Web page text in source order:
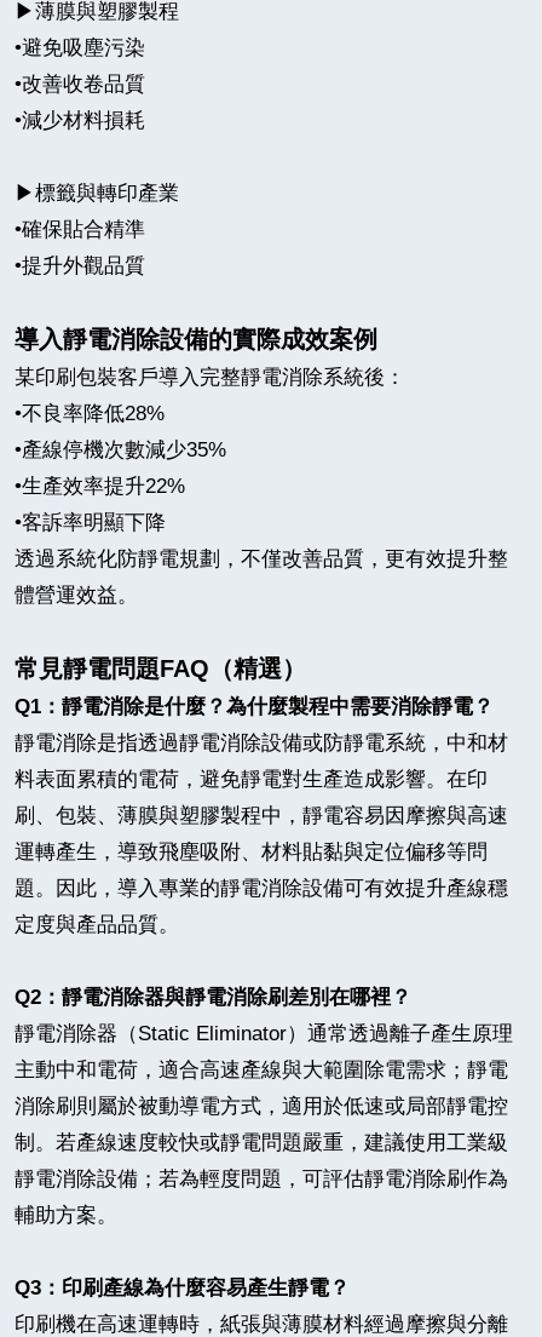
▶薄膜與塑膠製程
•避免吸塵污染
•改善收卷品質
•減少材料損耗
▶標籤與轉印產業
•確保貼合精準
•提升外觀品質
導入靜電消除設備的實際成效案例
某印刷包裝客戶導入完整靜電消除系統後：
•不良率降低28%
•產線停機次數減少35%
•生產效率提升22%
•客訴率明顯下降
透過系統化防靜電規劃，不僅改善品質，更有效提升整
體營運效益。
常見靜電問題FAQ （精選）
Q1：靜電消除是什麼？為什麼製程中需要消除靜電？
靜電消除是指透過靜電消除設備或防靜電系統，中和材
料表面累積的電荷，避免靜電對生產造成影響。在印
刷、包裝、薄膜與塑膠製程中，靜電容易因摩擦與高速
運轉產生，導致飛塵吸附、材料貼黏與定位偏移等問
題。因此，導入專業的靜電消除設備可有效提升產線穩
定度與產品品質。
Q2 ： 靜電消除器與靜電消除刷差別在哪裡？
靜電消除器（Static Eliminator）通常透過離子產生原理
主動中和電荷，適合高速產線與大範圍除電需求；靜電
消除刷則屬於被動導電方式，適用於低速或局部靜電控
制。若產線速度較快或靜電問題嚴重，建議使用工業級
靜電消除設備；若為輕度問題，可評估靜電消除刷作為
輔助方案。
Q3 ： 印刷產線為什麼容易產生靜電？
印刷機在高速運轉時，紙張與薄膜材料經過摩擦與分離